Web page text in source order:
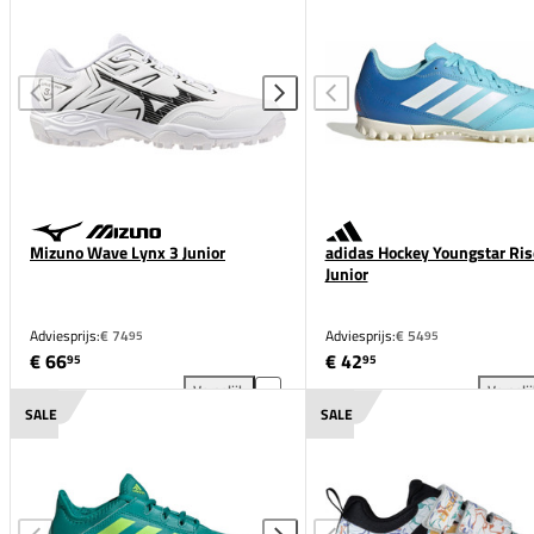
Mizuno Wave Lynx 3 Junior
Adviesprijs:€ 7495
€ 6695
Vergelijk
Mizuno Wave Lynx 3 Junior toevoegen aan
adidas Hockey Youngstar
Junior
Adviesprijs:€ 5495
€ 4295
SALE SALE